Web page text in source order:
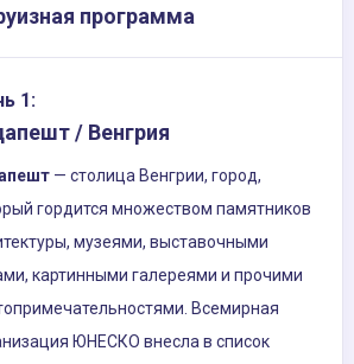
программа
1:
/ Венгрия
— столица Венгрии, город,
гордится множеством памятников
музеями, выставочными
картинными галереями и прочими
Всемирная
ЮНЕСКО внесла в список